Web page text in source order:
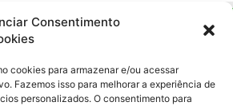
Consentimento
cookies para armazenar e/ou acessar
Fazemos isso para melhorar a experiência de
personalizados. O consentimento para